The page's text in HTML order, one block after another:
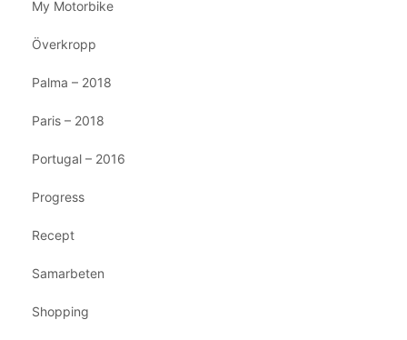
My Motorbike
Överkropp
Palma – 2018
Paris – 2018
Portugal – 2016
Progress
Recept
Samarbeten
Shopping